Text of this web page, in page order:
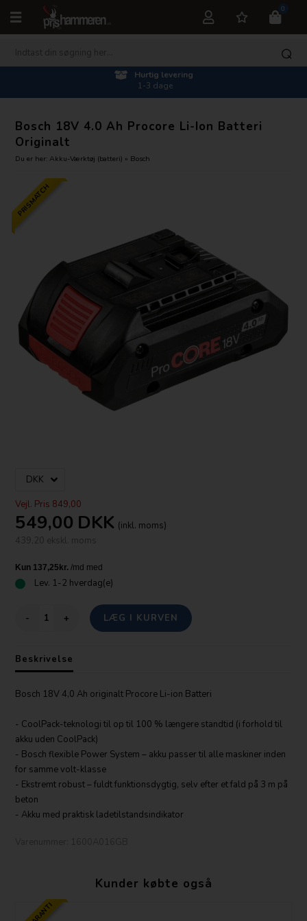
0
Hurtig levering
1-3 dage
Bosch 18V 4.0 Ah Procore Li-Ion Batteri
Originalt
Du er her:Akku-Værktøj (batteri) » Bosch
PRISMATCH
Vejl. Pris 849,00
549,00 DKK (inkl. moms)
439,20 ekskl. moms
Lev. 1-2 hverdag(e)
- +
Beskrivelse
Bosch 18V 4,0 Ah originalt Procore Li-ion Batteri
- CoolPack-teknologi til op til 100 % længere standtid (i forhold til
akku uden CoolPack)
- Bosch flexible Power System – akku passer til alle maskiner inden
for samme volt-klasse
- Ekstremt robust – fuldt funktionsdygtig, selv efter et fald på 3 m på
beton
- Akku med praktisk ladetilstandsindikator
Kunder købte også